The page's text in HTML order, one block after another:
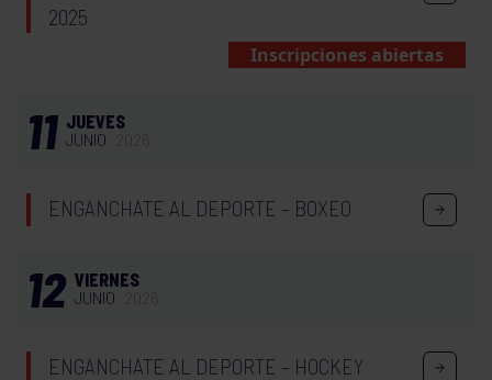
2025
Inscripciones abiertas
11 JUEVES
JUNIO
ENGANCHATE AL DEPORTE – BOXEO
12 VIERNES
JUNIO
ENGANCHATE AL DEPORTE – HOCKEY